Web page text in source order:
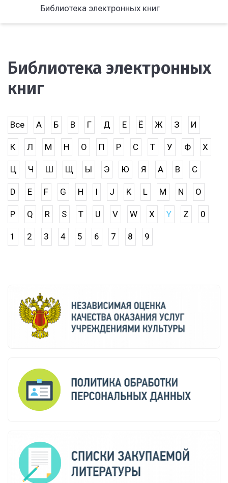
Библиотека электронных книг
Библиотека электронных
книг
Все А Б В Г Д Е Ё Ж З И
К Л М Н О П Р С Т У Ф Х
Ц Ч Ш Щ Ы Э Ю Я A B C
D E F G H I J K L M N O
P Q R S T U V W X Y Z 0
1 2 3 4 5 6 7 8 9